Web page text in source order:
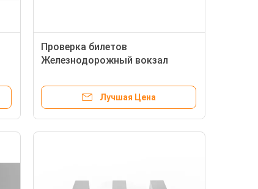
Проверка билетов
Железнодорожный вокзал
AC220V 50Hz
Лучшая Цена